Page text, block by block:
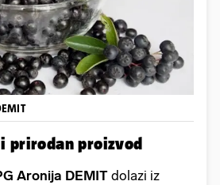
prirodan proizvod
Aronija DEMIT dolazi iz